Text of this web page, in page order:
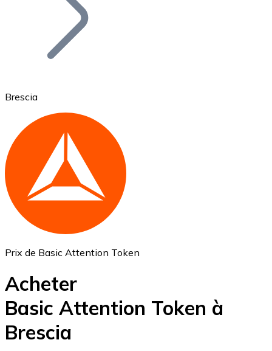
Ethereum
ETH
USD Coin
Brescia
Prix de Basic Attention Token
Acheter
Basic Attention Token à
Brescia